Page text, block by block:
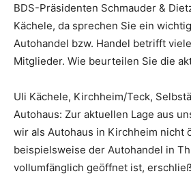
BDS-Präsidenten Schmauder &
Kächele, da sprechen Sie ein
Autohandel bzw. Handel betrifft
Mitglieder. Wie beurteilen Sie die
Uli Kächele, Kirchheim/Teck,
Autohaus: Zur aktuellen Lage aus
wir als Autohaus in Kirchheim nicht
beispielsweise der Autohandel in
vollumfänglich geöffnet ist,